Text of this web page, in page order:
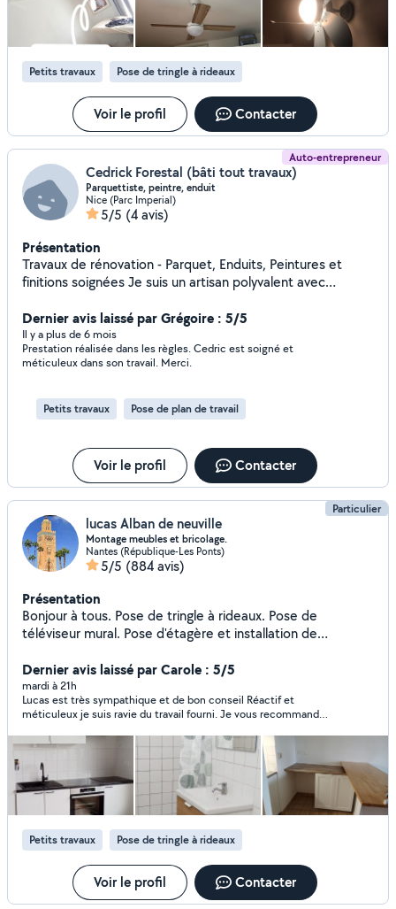
Petits travaux Pose de tringle à rideaux
Voir le profil Contacter
Auto-entrepreneur
Cedrick Forestal (bâti tout travaux)
Parquettiste, peintre, enduit
Nice (Parc Imperial)
5/5 (4 avis)
Présentation
Travaux de rénovation - Parquet, Enduits, Peintures et
finitions soignées Je suis un artisan polyvalent avec
services pour vos travaux de rénovation intérieure. Je suis
particulièrement à l'aise avec : - La pose et la rénovation
de tout types de parquet - Les travaux d'enduits et de
peinture - Les finitions précises et soignées Appliqué,
importance aux détails ainsi qu'à la relation de confiance
avec mes clients. J'interviens avec sérieux et
propreté, au respect des détails et à votre satisfaction. Si
vous recherchez quelqu'un de fiable, soigneux et à l'écoute
plaisir de contribuer à la réussite de votre projet. À bientôt
Cedrick
Dernier avis laissé par Grégoire : 5/5
Il y a plus de 6 mois
Prestation réalisée dans les règles. Cedric est soigné et
méticuleux dans son travail. Merci.
Petits travaux Pose de plan de travail
Voir le profil Contacter
Particulier
lucas Alban de neuville
Montage meubles et bricolage.
Nantes (République-Les Ponts)
5/5 (884 avis)
Présentation
Bonjour à tous. Pose de tringle à rideaux. Pose de
téléviseur mural. Pose d'étagère et installation de
Besoin d'un transport jour et nuit pour colis ou personne
vous pouvez me contacter. Transport de personnes pour
rendez-vous pour course . Transport de petit colis. Je peux
également vous déposer à l'aéroport venir vous chercher
également à l'aéroport pour promenade ou tout autre
demande. Dispo également pour toute autre service. Vous
pouvez me contacter pour vous renseigner je serai ravi de
répondre à vos questions.
Dernier avis laissé par Carole : 5/5
mardi à 21h
Lucas est très sympathique et de bon conseil Réactif et
méticuleux je suis ravie du travail fourni. Je vous recommande
prestations.
Petits travaux Pose de tringle à rideaux
Voir le profil Contacter